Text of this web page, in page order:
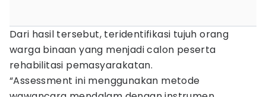
Dari hasil tersebut, teridentifikasi tujuh orang
warga binaan yang menjadi calon peserta
rehabilitasi pemasyarakatan.
“Assessment ini menggunakan metode